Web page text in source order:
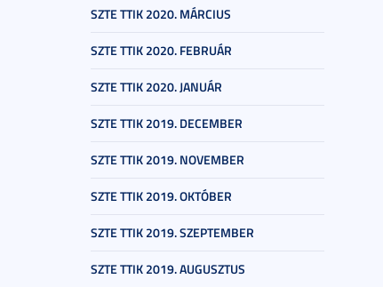
SZTE TTIK 2020. MÁRCIUS
SZTE TTIK 2020. FEBRUÁR
SZTE TTIK 2020. JANUÁR
SZTE TTIK 2019. DECEMBER
SZTE TTIK 2019. NOVEMBER
SZTE TTIK 2019. OKTÓBER
SZTE TTIK 2019. SZEPTEMBER
SZTE TTIK 2019. AUGUSZTUS